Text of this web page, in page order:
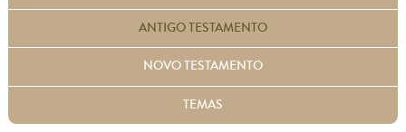
ANTIGO TESTAMENTO
NOVO TESTAMENTO
TEMAS